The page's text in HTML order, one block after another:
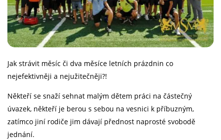
Jak strávit měsíc či dva měsíce letních prázdnin co
nejefektivněji a nejužitečněji?!
Někteří se snaží sehnat malým dětem práci na částečný
úvazek, někteří je berou s sebou na vesnici k příbuzným,
zatímco jiní rodiče jim dávají přednost naprosté svobodě
jednání.